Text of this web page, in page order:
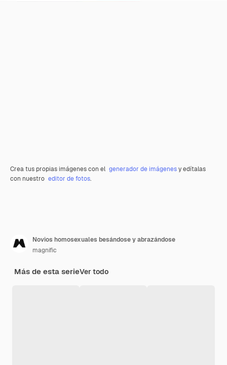
Crea tus propias imágenes con el generador de imágenesy edítalas
con nuestro editor de fotos.
Novios homosexuales besándose y abrazándose
magnific
Más de esta serieVer todo